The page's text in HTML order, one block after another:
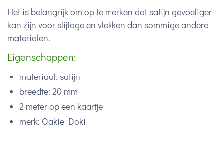
Het is belangrijk om op te merken dat satijn gevoeliger
kan zijn voor slijtage en vlekken dan sommige andere
materialen.
Eigenschappen:
materiaal: satijn
breedte: 20 mm
2 meter op een kaartje
merk: Oakie Doki